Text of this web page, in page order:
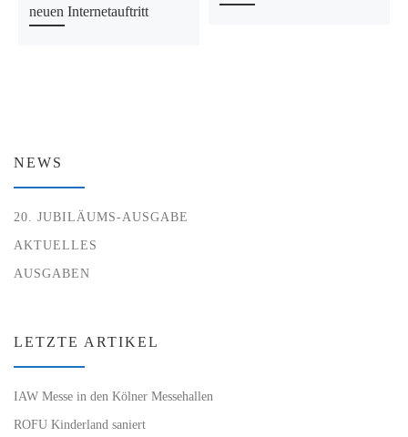
neuen Internetauftritt
NEWS
20. JUBILÄUMS-AUSGABE
AKTUELLES
AUSGABEN
LETZTE ARTIKEL
IAW Messe in den Kölner Messehallen
ROFU Kinderland saniert